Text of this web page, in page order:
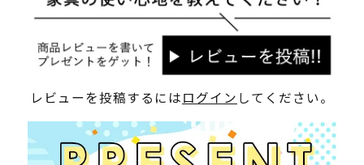
レビューを投稿するにはログイン してください。